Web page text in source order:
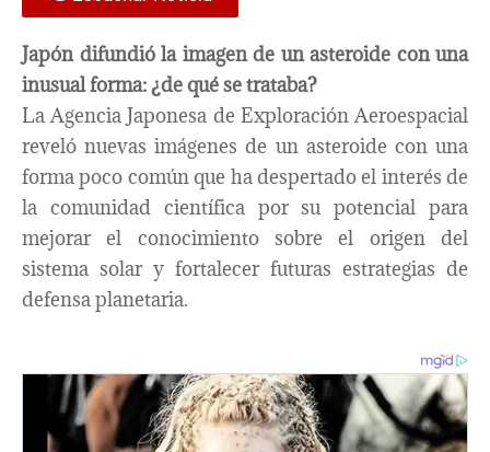
Japón difundió la imagen de un asteroide con una
inusual forma: ¿de qué se trataba?
La Agencia Japonesa de Exploración Aeroespacial
reveló nuevas imágenes de un asteroide con una
forma poco común que ha despertado el interés de
la comunidad científica por su potencial para
mejorar el conocimiento sobre el origen del
sistema solar y fortalecer futuras estrategias de
defensa planetaria.